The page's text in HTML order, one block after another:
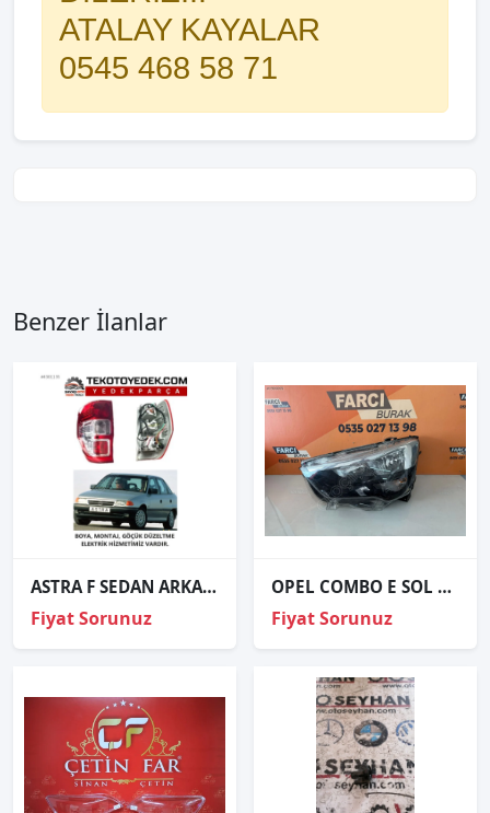
ATALAY KAYALAR
0545 468 58 71
Benzer İlanlar
ASTRA F SEDAN ARKA AÇIK KRISTAL STOP SAĞ SOL 1996 1997 1998 1999
Fiyat Sorunuz
OPEL COMBO E SOL FAR ORJİNAL 9816825580
Fiyat Sorunuz